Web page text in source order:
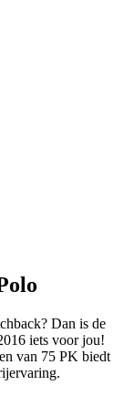
Dan is de
iets voor jou!
van 75 PK biedt